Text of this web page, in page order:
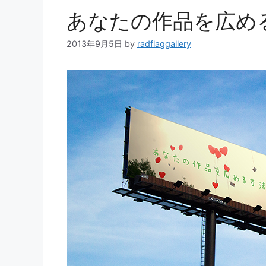
あなたの作品を広め
2013年9月5日 by radflaggallery